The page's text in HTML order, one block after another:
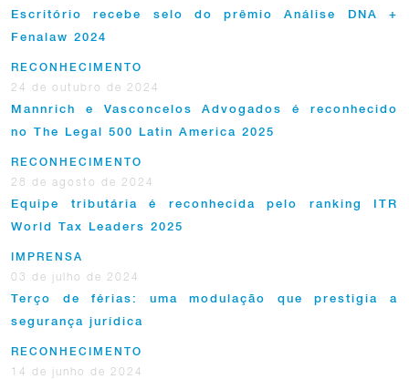
Escritório recebe selo do prêmio Análise DNA +
Fenalaw 2024
RECONHECIMENTO
24 de outubro de 2024
Mannrich e Vasconcelos Advogados é reconhecido
no The Legal 500 Latin America 2025
RECONHECIMENTO
28 de agosto de 2024
Equipe tributária é reconhecida pelo ranking ITR
World Tax Leaders 2025
IMPRENSA
03 de julho de 2024
Terço de férias: uma modulação que prestigia a
segurança jurídica
RECONHECIMENTO
14 de junho de 2024